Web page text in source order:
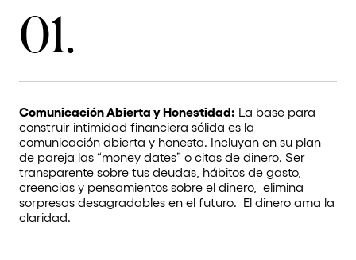
01.
Comunicación Abierta y Honestidad: La base para
construir intimidad financiera sólida es la
comunicación abierta y honesta. Incluyan en su plan
de pareja las “money dates” o citas de dinero. Ser
transparente sobre tus deudas, hábitos de gasto,
creencias y pensamientos sobre el dinero, elimina
sorpresas desagradables en el futuro. El dinero ama la
claridad.